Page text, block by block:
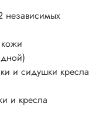
независимых
и сидушки кресла
и кресла